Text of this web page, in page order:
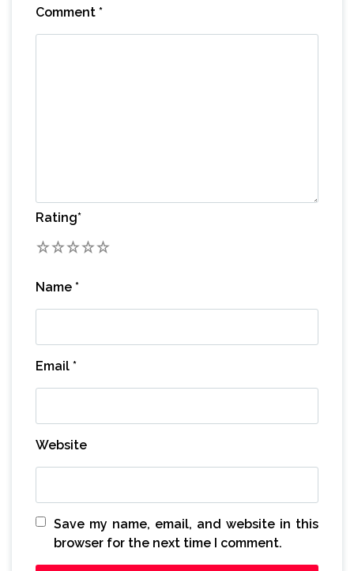
Comment *
Rating*
5
4
3
2
Name *
Email *
Website
Save my name, email, and website in this
browser for the next time I comment.